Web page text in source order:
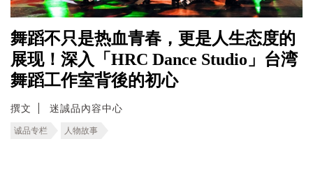
舞蹈不只是热血青春，更是人生态度的
展现！深入「HRC Dance Studio」台湾
舞蹈工作室背後的初心
撰文 迷誠品內容中心
诚品专栏 人物故事